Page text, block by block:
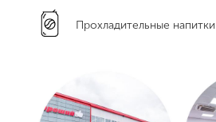
Прохладительные напитки